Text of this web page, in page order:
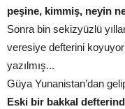
peşine, kimmiş, neyin
Sonra bin sekizyüzlü
veresiye defterini
yazılmış...
Güya Yunanistan’dan
Eski bir bakkal